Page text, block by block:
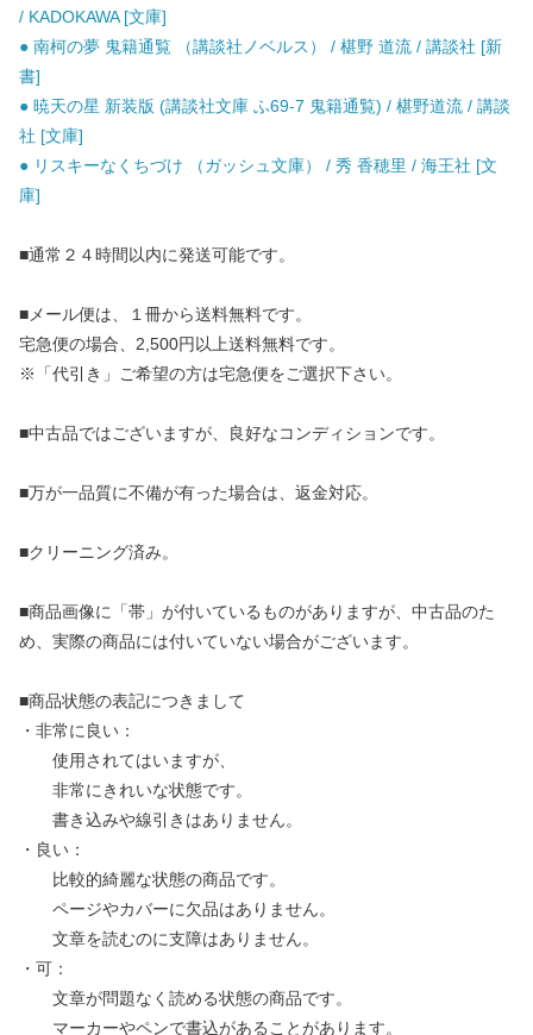
/ KADOKAWA [文庫]
● 南柯の夢 鬼籍通覧 （講談社ノベルス） / 椹野 道流 / 講談社 [新
書]
● 暁天の星 新装版 (講談社文庫 ふ69-7 鬼籍通覧) / 椹野道流 / 講談
社 [文庫]
● リスキーなくちづけ （ガッシュ文庫） / 秀 香穂里 / 海王社 [文
庫]
■通常２４時間以内に発送可能です。
■メール便は、１冊から送料無料です。
宅急便の場合、2,500円以上送料無料です。
※「代引き」ご希望の方は宅急便をご選択下さい。
■中古品ではございますが、良好なコンディションです。
■万が一品質に不備が有った場合は、返金対応。
■クリーニング済み。
■商品画像に「帯」が付いているものがありますが、中古品のた
め、実際の商品には付いていない場合がございます。
■商品状態の表記につきまして
・非常に良い：
使用されてはいますが、
非常にきれいな状態です。
書き込みや線引きはありません。
・良い：
比較的綺麗な状態の商品です。
ページやカバーに欠品はありません。
文章を読むのに支障はありません。
・可：
文章が問題なく読める状態の商品です。
マーカーやペンで書込があることがあります。